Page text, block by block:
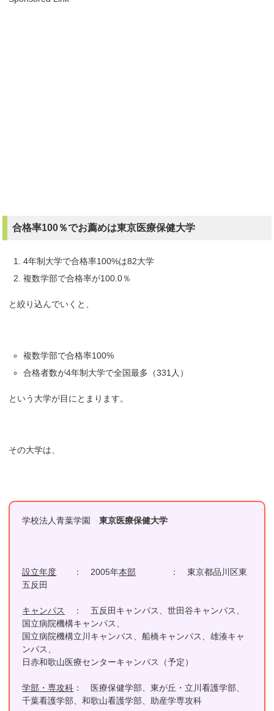
合格率100％でお薦めは東京医療保健大学
4年制大学で合格率100%は82大学
複数学部で合格率が100.0％
と絞り込んでいくと、
複数学部で合格率100%
合格者数が4年制大学で全国最多（331人）
という大学が目にとまります。
その大学は、
学校法人青葉学園東京医療保健大学
設立年度 ： 2005年本部 ： 東京都品川区東
五反田
キャンパス
： 五反田キャンパス、世田谷キャンパス、
国立病院機構キャンパス、
国立病院機構立川キャンパス、船橋キャンパス、雄湊キャ
ンパス、
日赤和歌山医療センターキャンパス（予定）
学部・専攻科 ： 医療保健学部、東が丘・立川看護学部、
千葉看護学部、和歌山看護学部、助産学専攻科